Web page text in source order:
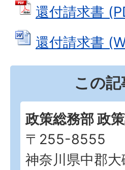
還付請求書
還付請求書
この
政策総務部 政
〒255-8555
神奈川県中郡